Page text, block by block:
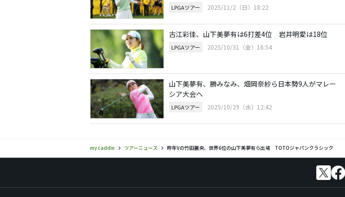
LPGAツアー 2025/11/2（日）18:22
古江彩佳、山下美夢有は6打差4位 岩井明愛は18位
LPGAツアー 2025/10/31（金）16:54
山下美夢有、勝みなみ、畑岡奈紗ら日本勢9人がマレー
シア大会へ
LPGAツアー 2025/10/29（水）12:42
my caddie ツアーニュース 昨年Vの竹田麗央、世界6位の山下美夢有ら出場 TOTOジャパンクラシック